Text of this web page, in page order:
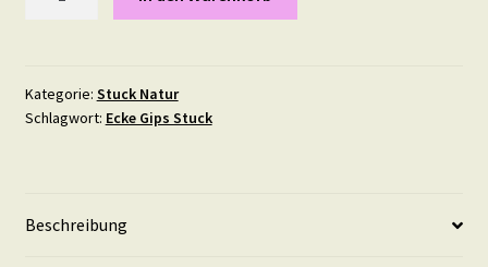
5,2
cm
Kategorie: Stuck Natur
Schlagwort: Ecke Gips Stuck
Beschreibung